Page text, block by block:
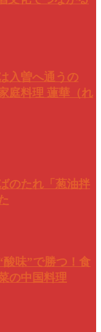
入曽へ通うの
庭料理 蓮華（れ
のたれ「葱油拌
酸味”で勝つ！食
の中国料理